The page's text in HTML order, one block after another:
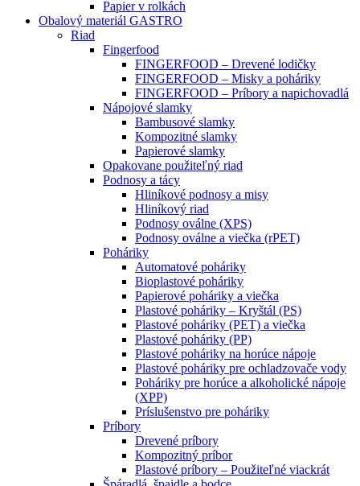
Papier v rolkách
Obalový materiál GASTRO
Riad
Fingerfood
FINGERFOOD – Drevené lodičky
FINGERFOOD – Misky a poháriky
FINGERFOOD – Príbory a napichovadlá
Nápojové slamky
Bambusové slamky
Kompozitné slamky
Papierové slamky
Opakovane použiteľný riad
Podnosy a tácy
Hliníkové podnosy a misy
Hliníkový riad
Podnosy oválne (XPS)
Podnosy oválne a viečka (rPET)
Poháriky
Automatové poháriky
Bioplastové poháriky
Papierové poháriky a viečka
Plastové poháriky – Kryštál (PS)
Plastové poháriky (PET) a viečka
Plastové poháriky (PP)
Plastové poháriky na horúce nápoje
Plastové poháriky pre ochladzovače vody
Poháriky pre horúce a alkoholické nápoje
(XPP)
Príslušenstvo pre poháriky
Príbory
Drevené príbory
Kompozitný príbor
Plastové príbory – Použiteľné viackrát